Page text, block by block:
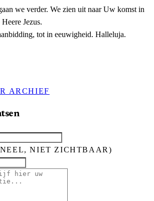
we verder. We zien uit naar Uw komst in
Jezus.
tot in eeuwigheid. Halleluja.
ARCHIEF
NIET ZICHTBAAR)